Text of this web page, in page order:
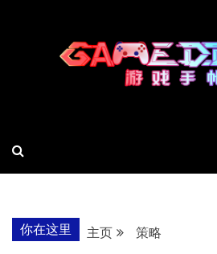
你在这里 主页 策略